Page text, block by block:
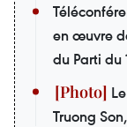
en œuvre
du Parti du
Truong